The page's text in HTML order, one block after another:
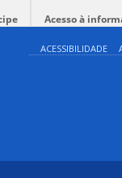
Acesso à
ACESSIBILIDADE